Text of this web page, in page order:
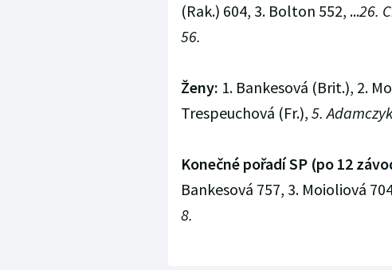
(Rak.) 604, 3. Bolton 552, ...26.
56.
Ženy: 1. Bankesová (Brit.), 2.
Trespeuchová (Fr.), 5.
Konečné pořadí SP (po 12
Bankesová 757, 3. Moioliová
8.